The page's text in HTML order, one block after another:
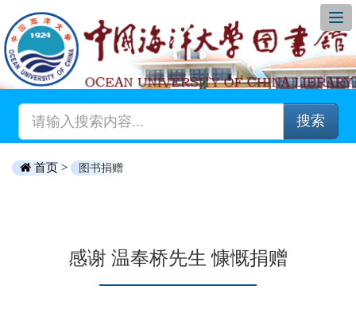
搜索
首页 > 图书捐赠
感谢 温奉桥先生 慷慨捐赠